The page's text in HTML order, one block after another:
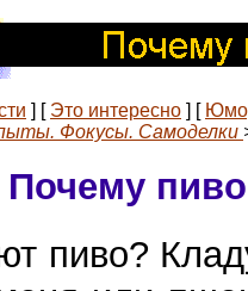
] [ Это интересно ] [
Фокусы. Самоделки
Почему
пиво?